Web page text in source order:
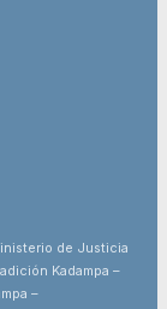
de Justicia
Kadampa –
–